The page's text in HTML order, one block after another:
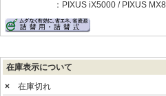
：PIXUS iX5000 / PIXUS
在庫表示について
× 在庫切れ